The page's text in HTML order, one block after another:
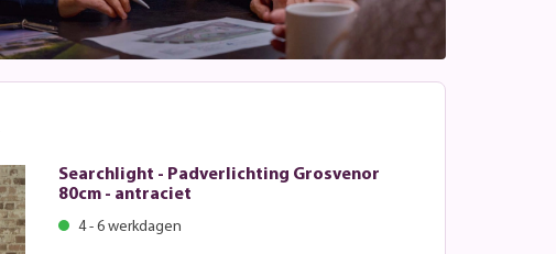
Searchlight - Padverlichting Grosvenor
80cm - antraciet
4 - 6 werkdagen